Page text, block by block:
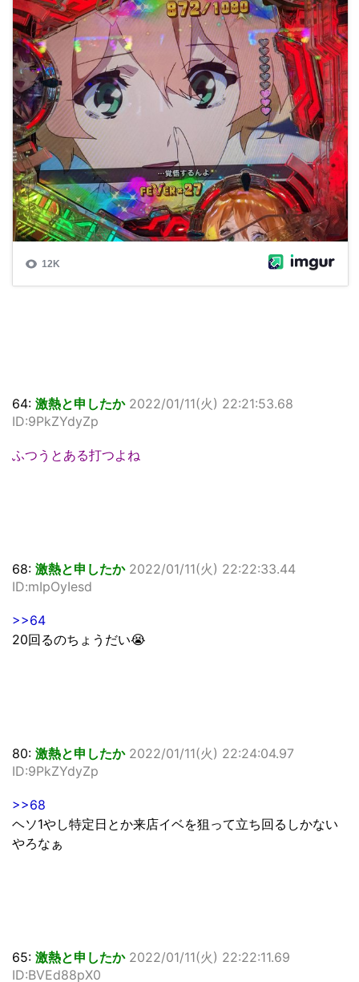
64: 激熱と申したか 2022/01/11(火) 22:21:53.68
ID:9PkZYdyZp
ふつうとある打つよね
68: 激熱と申したか 2022/01/11(火) 22:22:33.44
ID:mIpOyIesd
>>64
20回るのちょうだい😭
80: 激熱と申したか 2022/01/11(火) 22:24:04.97
ID:9PkZYdyZp
>>68
ヘソ1やし特定日とか来店イベを狙って立ち回るしかない
やろなぁ
65: 激熱と申したか 2022/01/11(火) 22:22:11.69
ID:BVEd88pX0